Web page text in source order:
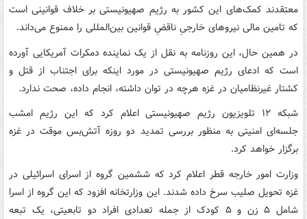
معتقدند کمک‌های این کشور به رژیم صهیونیستی بر خلاف قوانینی است
که تامین مالی نیروهای خارجیِ ناقضِ قوانین بین‌المللی را ممنوع می‌داند.
در همین حال، این روزنامه به نقل از یک نماینده دمکرات آمریکایی آورده
است که ادعای رژیم صهیونیستی در مورد اینکه برای اجتناب از قتل و
کشتار غیرنظامیان در غزه هرچه در توان داشته، انجام داده، صحت ندارد.
شبکه ۱۲ تلویزیون رژیم صهیونیستی اعلام کرد که این رژیم امشب
جلسه‌ای امنیتی به منظور بررسی تمدید دو روزه آتش‌بس موقت در غزه
برگزار خواهد کرد.
وزارت امور خارجه قطر اعلام کرد که ششمین گروه از اسرای اسرائیلی در
غزه تحویل صلیب سرخ داده شدند. این وزارتخانه افزود که این گروه از اسرا
شامل ۵ زن و ۵ کودک از جمله تعدادی افراد دو تابعیتی، یک تبعه